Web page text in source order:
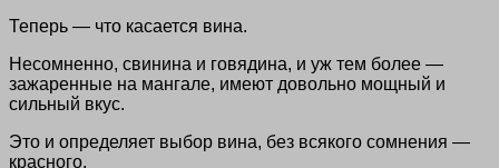
Теперь — что касается вина.
Несомненно, свинина и говядина, и уж тем более —
зажаренные на мангале, имеют довольно мощный и
сильный вкус.
Это и определяет выбор вина, без всякого сомнения —
красного.